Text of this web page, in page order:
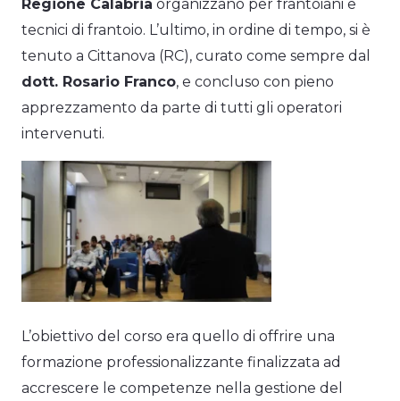
Regione Calabria organizzano per frantoiani e
tecnici di frantoio. L’ultimo, in ordine di tempo, si è
tenuto a Cittanova (RC), curato come sempre dal
dott. Rosario Franco, e concluso con pieno
apprezzamento da parte di tutti gli operatori
intervenuti.
L’obiettivo del corso era quello di offrire una
formazione professionalizzante finalizzata ad
accrescere le competenze nella gestione del